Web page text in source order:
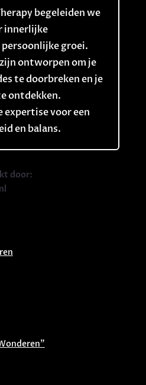
begeleiden we
innerlijke
groei.
ontworpen om je
te doorbreken en je
ontdekken.
expertise voor een
en balans.
door: